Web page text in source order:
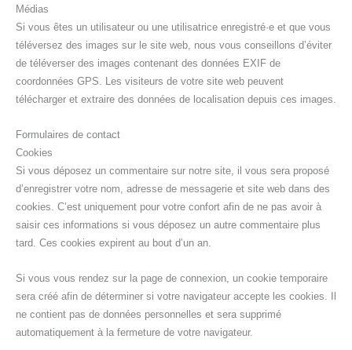
Médias
Si vous êtes un utilisateur ou une utilisatrice enregistré·e et que vous
téléversez des images sur le site web, nous vous conseillons d’éviter
de téléverser des images contenant des données EXIF de
coordonnées GPS. Les visiteurs de votre site web peuvent
télécharger et extraire des données de localisation depuis ces images.
Formulaires de contact
Cookies
Si vous déposez un commentaire sur notre site, il vous sera proposé
d’enregistrer votre nom, adresse de messagerie et site web dans des
cookies. C’est uniquement pour votre confort afin de ne pas avoir à
saisir ces informations si vous déposez un autre commentaire plus
tard. Ces cookies expirent au bout d’un an.
Si vous vous rendez sur la page de connexion, un cookie temporaire
sera créé afin de déterminer si votre navigateur accepte les cookies. Il
ne contient pas de données personnelles et sera supprimé
automatiquement à la fermeture de votre navigateur.